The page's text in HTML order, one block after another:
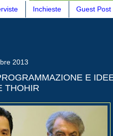
Inchieste Guest Post
2013
E
THOHIR